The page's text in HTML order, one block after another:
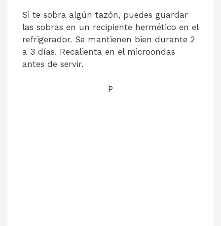
Si te sobra algún tazón, puedes guardar
las sobras en un recipiente hermético en el
refrigerador. Se mantienen bien durante 2
a 3 días. Recalienta en el microondas
antes de servir.
P